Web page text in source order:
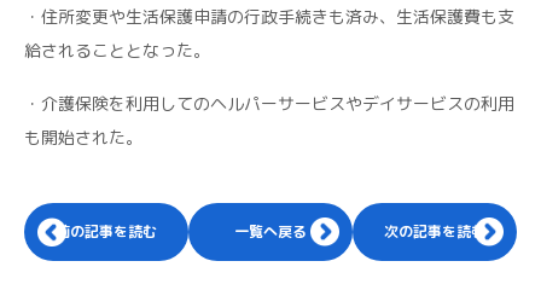
・住所変更や生活保護申請の行政手続きも済み、生活保護費も支
給されることとなった。
・介護保険を利用してのヘルパーサービスやデイサービスの利用
も開始された。
前の記事を読む 一覧へ戻る 次の記事を読む